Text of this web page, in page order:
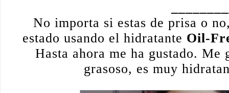
No importa si estas de prisa o
estado usando el hidratante Oil-
Hasta ahora me ha gustado.
grasoso, es muy